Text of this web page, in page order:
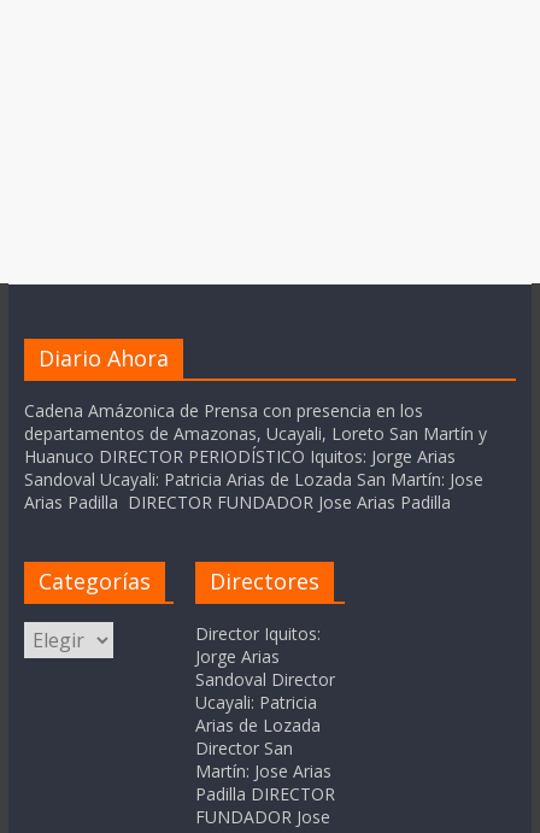
Diario Ahora
Cadena Amázonica de Prensa con presencia en los
departamentos de Amazonas, Ucayali, Loreto San Martín y
Huanuco DIRECTOR PERIODÍSTICO Iquitos: Jorge Arias
Sandoval Ucayali: Patricia Arias de Lozada San Martín: Jose
Arias Padilla DIRECTOR FUNDADOR Jose Arias Padilla
Categorías
Categorías
Directores
Director Iquitos:
Jorge Arias
Sandoval Director
Ucayali: Patricia
Arias de Lozada
Director San
Martín: Jose Arias
Padilla DIRECTOR
FUNDADOR Jose